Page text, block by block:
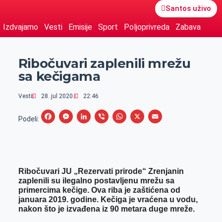
Santos uživo
Izdvajamo Vesti Emisije Sport Poljoprivreda Zabava
Ribočuvari zaplenili mrežu
sa kečigama
Vesti 28. jul 2020. 22:46
Podeli:
F
b
o
o
k
M
e
n
g
e
L
e
d
I
n
V
r
W
s
A
p
p
X
E
l
Ribočuvari JU „Rezervati prirode“ Zrenjanin
zaplenili su ilegalno postavljenu mrežu sa
primercima kečige. Ova riba je zaštićena od
januara 2019. godine. Kečiga je vraćena u vodu,
nakon što je izvađena iz 90 metara duge mreže.